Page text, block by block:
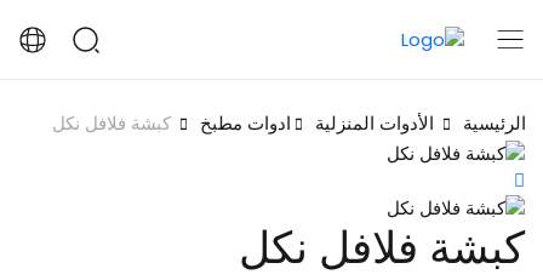
الرئيسية الأدوات المنزلية ادوات مطبخ كبشة فلافل نكل
كبشة فلافل نكل